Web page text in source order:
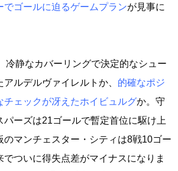
でゴールに迫るゲームプランが見事に
冷静なカバーリングで決定的なシュー
アルデルヴァイレルトか、 的確なポジ
チェックが冴えたホイビュルグか。守
パーズは21ゴールで暫定首位に駆け上
のマンチェスター・シティは8戦10ゴー
でついに得失点差がマイナスになりま